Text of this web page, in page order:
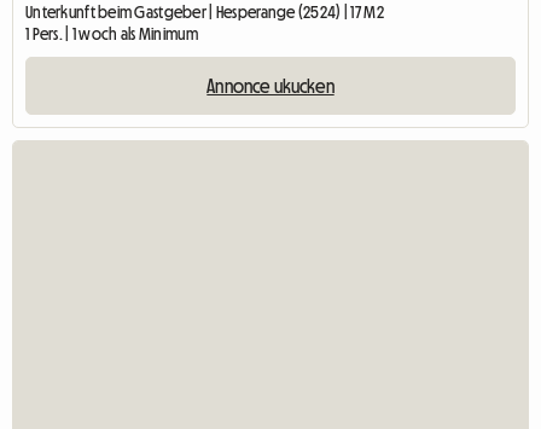
Unterkunft beim Gastgeber | Hesperange (2524) | 17 M2
1 Pers. | 1 woch als Minimum
Annonce ukucken